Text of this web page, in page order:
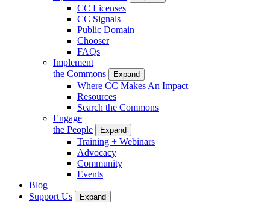
CC Licenses
CC Signals
Public Domain
Chooser
FAQs
Implement
the Commons
Expand
Where CC Makes An Impact
Resources
Search the Commons
Engage
the People
Expand
Training + Webinars
Advocacy
Community
Events
Blog
Support Us
Expand